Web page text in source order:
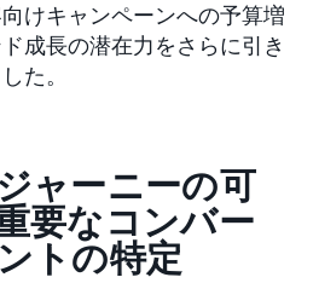
けキャンペーンへの予算増
成長の潜在力をさらに引き
た。
ャーニーの可
要なコンバー
トの特定